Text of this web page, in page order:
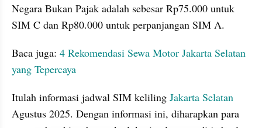
Negara Bukan Pajak adalah sebesar Rp75.000 untuk
SIM C dan Rp80.000 untuk perpanjangan SIM A.
Baca juga: 4 Rekomendasi Sewa Motor Jakarta Selatan
Itulah informasi jadwal SIM keliling Jakarta Selatan
Agustus 2025. Dengan informasi ini, diharapkan para